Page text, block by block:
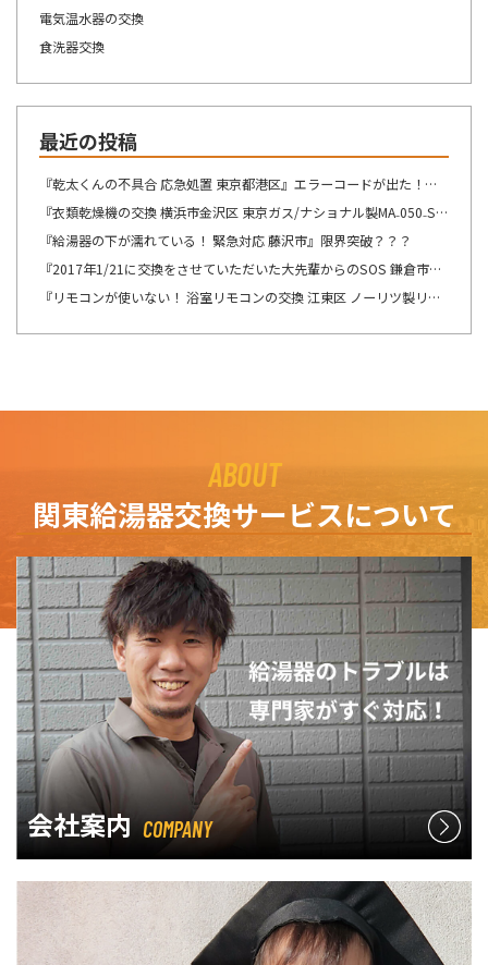
電気温水器の交換
食洗器交換
最近の投稿
『乾太くんの不具合 応急処置 東京都港区』エラーコードが出た！！！
『衣類乾燥機の交換 横浜市金沢区 東京ガス/ナショナル製MA₋050₋ST→リンナイ製RDT-54S-SV へ交換』想像が出来ないですね・・・
『給湯器の下が濡れている！ 緊急対応 藤沢市』限界突破？？？
『2017年1/21に交換をさせていただいた大先輩からのSOS 鎌倉市』この週末は、少しゆっくり出来そうです！！！
『リモコンが使いない！ 浴室リモコンの交換 江東区 ノーリツ製リモコン RC-8201Sの交換』自然の驚異を感じますね。
ABOUT
関東給湯器交換サービスについて
会社案内 COMPANY